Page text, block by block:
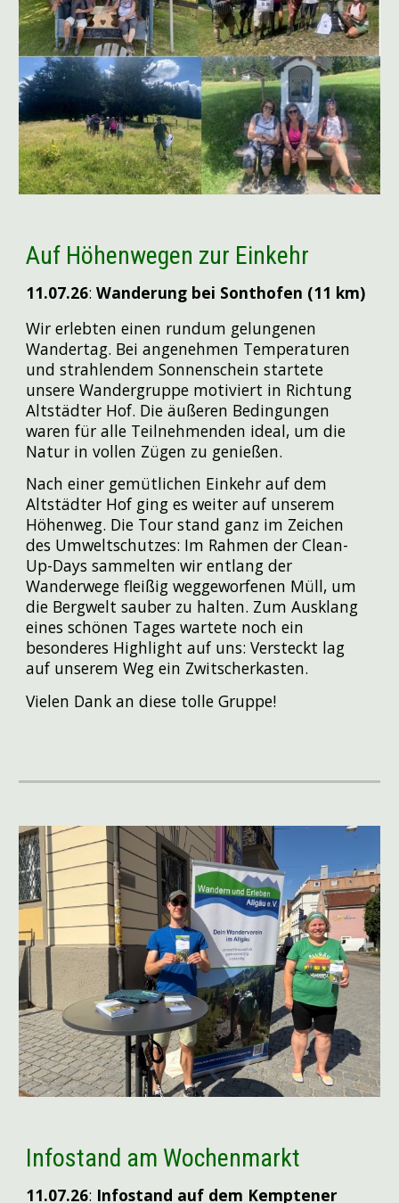
Auf Höhenwegen zur Einkehr
11.07.26: Wanderung bei Sonthofen (11 km)
Wir erlebten einen rundum gelungenen
Wandertag. Bei angenehmen Temperaturen
und strahlendem Sonnenschein startete
unsere Wandergruppe motiviert in Richtung
Altstädter Hof. Die äußeren Bedingungen
waren für alle Teilnehmenden ideal, um die
Natur in vollen Zügen zu genießen.
Nach einer gemütlichen Einkehr auf dem
Altstädter Hof ging es weiter auf unserem
Höhenweg. Die Tour stand ganz im Zeichen
des Umweltschutzes: Im Rahmen der Clean-
Up-Days sammelten wir entlang der
Wanderwege fleißig weggeworfenen Müll, um
die Bergwelt sauber zu halten. Zum Ausklang
eines schönen Tages wartete noch ein
besonderes Highlight auf uns: Versteckt lag
auf unserem Weg ein Zwitscherkasten.
Vielen Dank an diese tolle Gruppe!
Infostand am Wochenmarkt
11.07.26: Infostand auf dem Kemptener